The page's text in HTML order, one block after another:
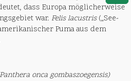
dass Europa möglicherweise
war. Felis lacustris(„See-
Puma aus dem
onca gombaszoegensis)